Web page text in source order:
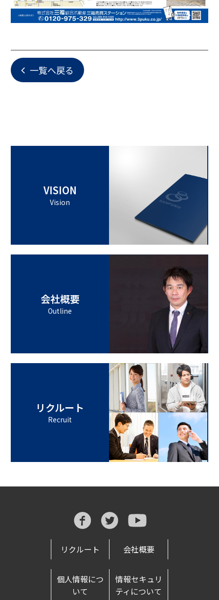
一覧へ戻る
VISION
Vision
会社概要
Outline
リクルート
Recruit
リクルート 会社概要
個人情報につ
いて
情報セキュリ
ティについて